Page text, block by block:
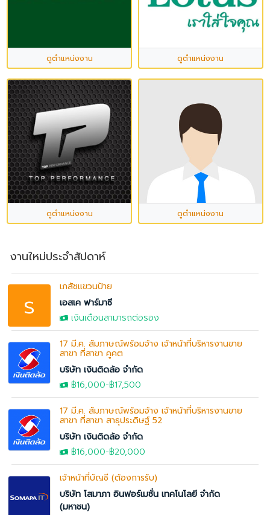
ดูตำแหน่งงาน ดูตำแหน่งงาน
ดูตำแหน่งงาน ดูตำแหน่งงาน
งานใหม่ประจำสัปดาห์
s
เภสัชแขวนป้าย
เอสเค ฟาร์มาซี
เงินเดือนสามารถต่อรอง
17 มี.ค. สัมภาษณ์พร้อมจ้าง เจ้าหน้าที่บริหารงานขาย
สาขา ที่สาขา คูคต
บริษัท เงินติดล้อ จำกัด
฿16,000-฿17,500
17 มี.ค. สัมภาษณ์พร้อมจ้าง เจ้าหน้าที่บริหารงานขาย
สาขา ที่สาขา สาธุประดิษฐ์ 52
บริษัท เงินติดล้อ จำกัด
฿16,000-฿20,000
เจ้าหน้าที่บัญชี (ต้องการรับ)
บริษัท โสมาภา อินฟอร์เมชั่น เทคโนโลยี จำกัด
(มหาชน)